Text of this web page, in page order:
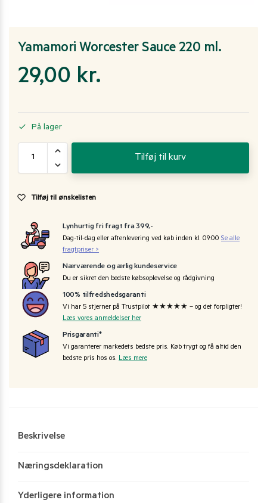
Yamamori Worcester Sauce 220 ml.
29,00 kr.
På lager
Tilføj til kurv
Tilføj til ønskelisten
Lynhurtig fri fragt fra 399,-
Dag-til-dag eller aftenlevering ved køb inden kl. 09:00 Se alle
fragtpriser >
Nærværende og ærlig kundeservice
Du er sikret den bedste købsoplevelse og rådgivning
100% tilfredshedsgaranti
Vi har 5 stjerner på Trustpilot ★★★★★ – og det forpligter!
Læs vores anmeldelser her
Prisgaranti*
Vi garanterer markedets bedste pris. Køb trygt og få altid den
bedste pris hos os. Læs mere
Beskrivelse
Næringsdeklaration
Yderligere information